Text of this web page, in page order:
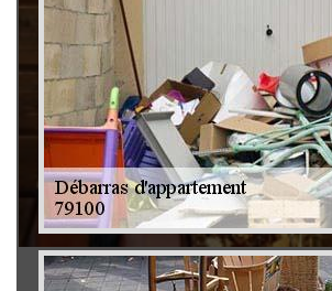
Rachat instrument de